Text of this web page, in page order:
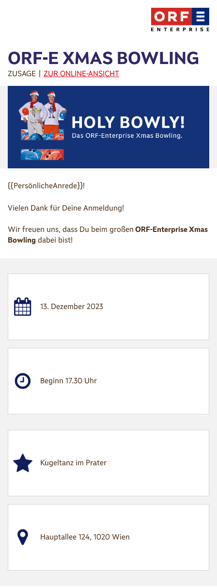
ORF-E XMAS BOWLING
ZUSAGE | ZUR ONLINE-ANSICHT
{{PersönlicheAnrede}}!
Vielen Dank für Deine Anmeldung!
Wir freuen uns, dass Du beim großen ORF-Enterprise Xmas
Bowling dabei bist!
13. Dezember 2023
Beginn 17.30 Uhr
Kugeltanz im Prater
Hauptallee 124, 1020 Wien